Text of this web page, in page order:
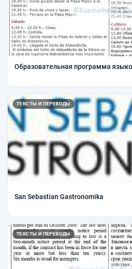
Образовательная программа
ТЕКСТЫ И ПЕРЕВОДЫ
San Sebastian Gastronomika
ТЕКСТЫ И ПЕРЕВОДЫ